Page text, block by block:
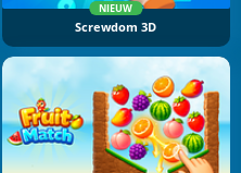
NIEUW
Screwdom 3D